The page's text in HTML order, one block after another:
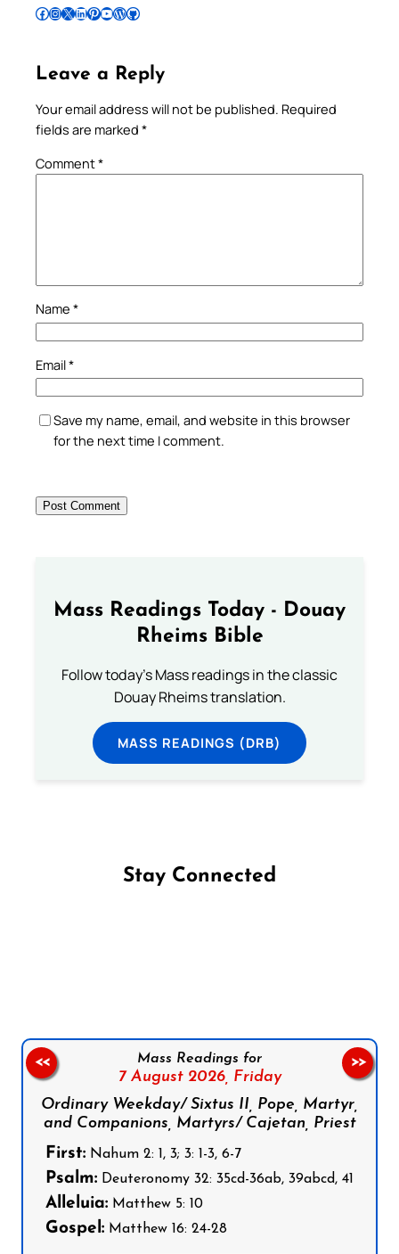
Follow Pradeep on Facebook Follow Pradeep on InstagramFollow Pradeep on X Follow Pradeep on LinkedIn Follow Pradeep on Pinterest Subscribe to Pradeep’s Youtube Channel Follow Pradeep on WordPress Follow Pradeep on GitHub
Leave a Reply
Your email address will not be published. Required
fields are marked *
Comment*
Name *
Email*
Save my name, email, and website in this browser
for the next time I comment.
Mass Readings Today - Douay
Rheims Bible
Follow today's Mass readings in the classic
Douay Rheims translation.
MASS READINGS (DRB)
Stay Connected
Mass Readings for
7 August 2026, Friday
Ordinary Weekday/ Sixtus II, Pope, Martyr,
and Companions, Martyrs/ Cajetan, Priest
First: Nahum 2: 1, 3; 3: 1-3, 6-7
Psalm: Deuteronomy 32: 35cd-36ab, 39abcd, 41
Alleluia: Matthew 5: 10
Gospel: Matthew 16: 24-28
<< >>